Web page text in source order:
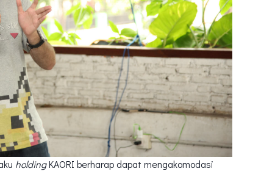
holdingKAORI berharap dapat mengakomodasi